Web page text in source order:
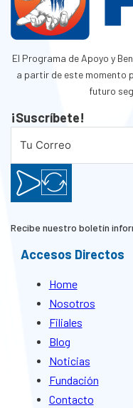
El Programa de Apoyo y
a partir de este momento
futuro
¡Suscríbete!
Recibe nuestro boletín
Accesos Directos
Home
Nosotros
Filiales
Blog
Noticias
Fundación
Contacto